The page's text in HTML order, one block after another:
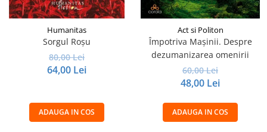
Humanitas
Sorgul Roșu
80,00 Lei
64,00 Lei
ADAUGA IN COS
Act si Politon
Împotriva Mașinii. Despre
dezumanizarea omenirii
60,00 Lei
48,00 Lei
ADAUGA IN COS